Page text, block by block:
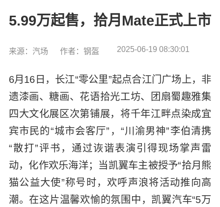
5.99万起售，拾月Mate正式上市
来源：汽场 作者：钢盔 2025-06-19 08:30:01
6月16日，长江“零公里”起点合江门广场上，非
遗漆画、糖画、花语拾光工坊、团扇蜀趣雅集
四大文化展区次第铺展，将千年江畔点染成宜
宾市民的“城市会客厅”，“川渝男神”李伯清携
“散打”评书，通过诙谐表演引得现场掌声雷
动，化作欢乐海洋；当凯翼车主被授予“拾月熊
猫公益大使”称号时，欢呼声浪将活动推向高
潮。在这片温馨欢愉的氛围中，凯翼汽车“5万